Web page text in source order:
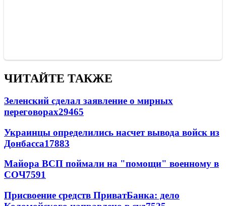
ЧИТАЙТЕ ТАКЖЕ
Зеленский сделал заявление о мирных
переговорах29465
Украинцы определились насчет вывода войск из
Донбасса17883
Майора ВСП поймали на "помощи" военному в
СОЧ7591
Присвоение средств ПриватБанка: дело